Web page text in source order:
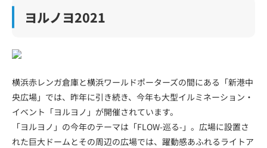
ヨルノヨ2021
横浜赤レンガ倉庫と横浜ワールドポーターズの間にある「新港中
央広場」では、昨年に引き続き、今年も大型イルミネーション・
イベント「ヨルヨノ」が開催されています。
「ヨルヨノ」の今年のテーマは「FLOW-巡る-」。広場に設置さ
れた巨大ドームとその周辺の広場では、躍動感あふれるライトア